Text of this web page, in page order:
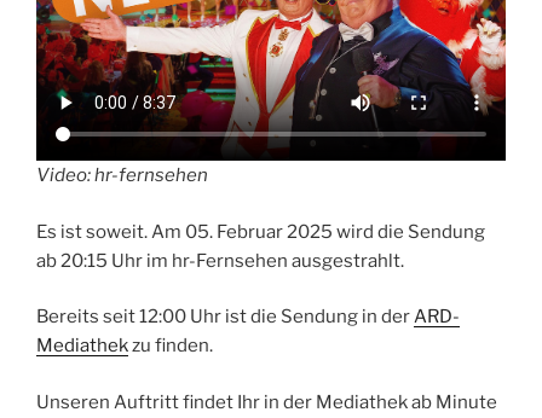
Video: hr-fernsehen
Es ist soweit. Am 05. Februar 2025 wird die Sendung
ab 20:15 Uhr im hr-Fernsehen ausgestrahlt.
Bereits seit 12:00 Uhr ist die Sendung in derARD-
Mediathekzu finden.
Unseren Auftritt findet Ihr in der Mediathek ab Minute